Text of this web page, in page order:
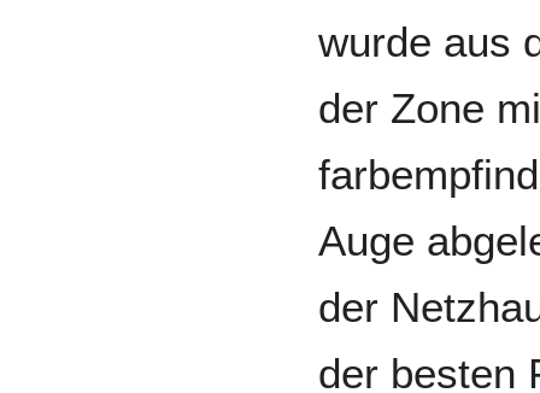
wurde aus
der Zone
Auge
der
der besten